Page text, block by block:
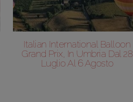
Italian International Balloon
Grand Prix, In Umbria Dal 28
Luglio Al 6 Agosto